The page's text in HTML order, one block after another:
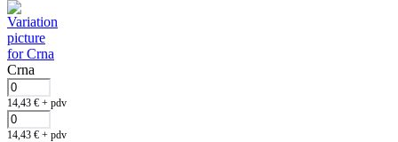
Crna
14,43 € + pdv
14,43 € + pdv